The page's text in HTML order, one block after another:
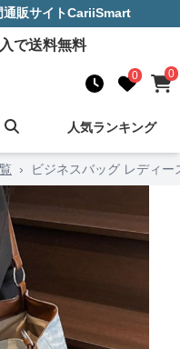
通販サイトCariiSmart
で送料無料
0 0
人気ランキング
› ビジネスバッグ レディ